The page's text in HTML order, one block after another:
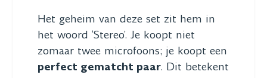
Het geheim van deze set zit hem in
het woord ‘Stereo’. Je koopt niet
zomaar twee microfoons; je koopt een
perfect gematcht paar. Dit betekent